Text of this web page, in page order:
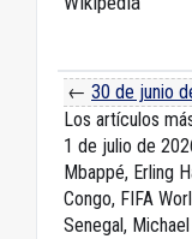
← 30 de junio
Los artículos
1 de julio de
Mbappé, Erling
Congo, FIFA
Senegal,